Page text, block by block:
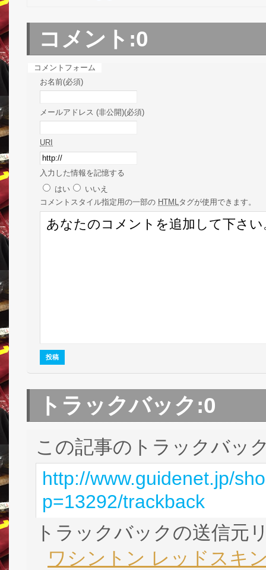
コメント:0
コメントフォーム
お名前(必須)
メールアドレス (非公開)(必須)
URI
入力した情報を記憶する
はい
いいえ
コメント スタイル指定用の一部の HTMLタグが使用できます。
トラックバック:0
この記事のトラックバッ
http://www.guidenet.jp/
p=13292/trackback
トラックバックの送信元
ワシントン レッドスキ